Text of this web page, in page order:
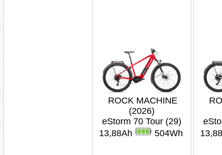
ROCK MACHINE
(2026)
eStorm 70 Tour (29)
13,88Ah
504Wh